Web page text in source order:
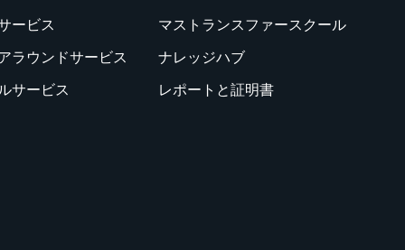
ービス
ラウンドサービス
サービス
マストランスファースクール
ナレッジハブ
レポートと証明書